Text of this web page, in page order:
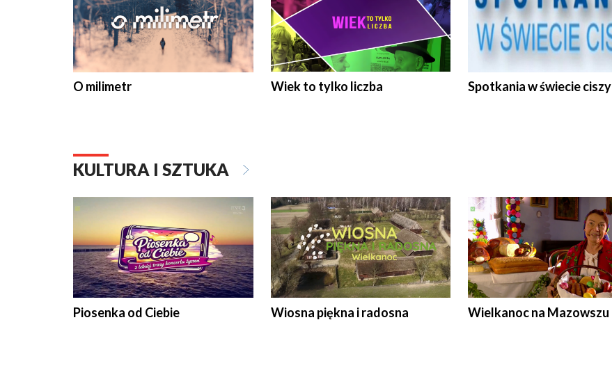
O milimetr Wiek to tylko liczba Spotkania w świecie ciszy
KULTURA I SZTUKA
Piosenka od Ciebie Wiosna piękna i radosna Wielkanoc na Mazowszu